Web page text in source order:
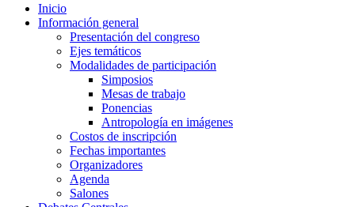
Inicio
Información general
Presentación del congreso
Ejes temáticos
Modalidades de participación
Simposios
Mesas de trabajo
Ponencias
Antropología en imágenes
Costos de inscripción
Fechas importantes
Organizadores
Agenda
Salones